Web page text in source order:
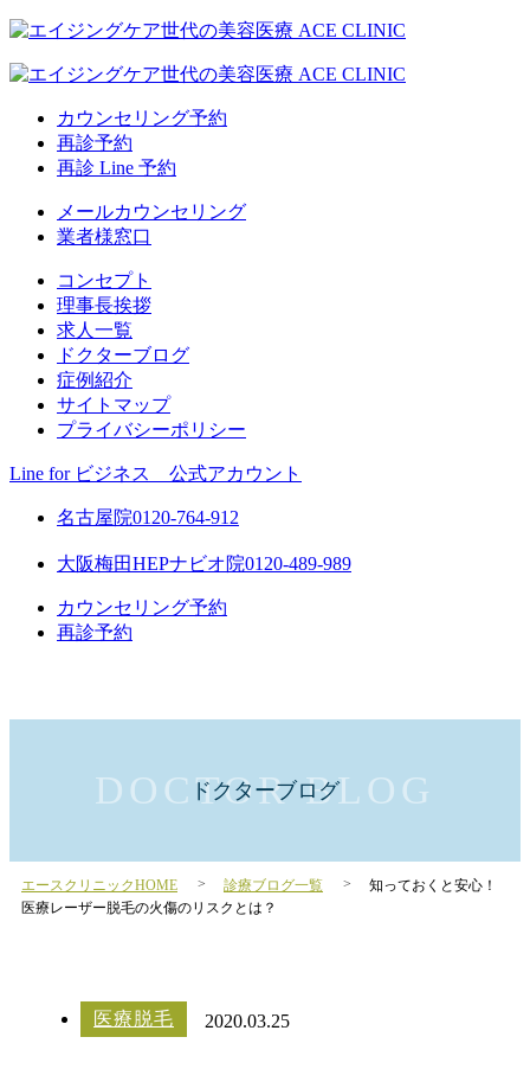
カウンセリング予約
再診予約
再診 Line 予約
メールカウンセリング
業者様窓口
コンセプト
理事長挨拶
求人一覧
ドクターブログ
症例紹介
サイトマップ
プライバシーポリシー
Line for ビジネス 公式アカウント
名古屋院0120-764-912
大阪梅田HEPナビオ院0120-489-989
カウンセリング予約
再診予約
ドクターブログ
エースクリニックHOME 診療ブログ一覧
知っておくと安心！
医療レーザー脱毛の火傷のリスクとは？
医療脱毛 2020.03.25